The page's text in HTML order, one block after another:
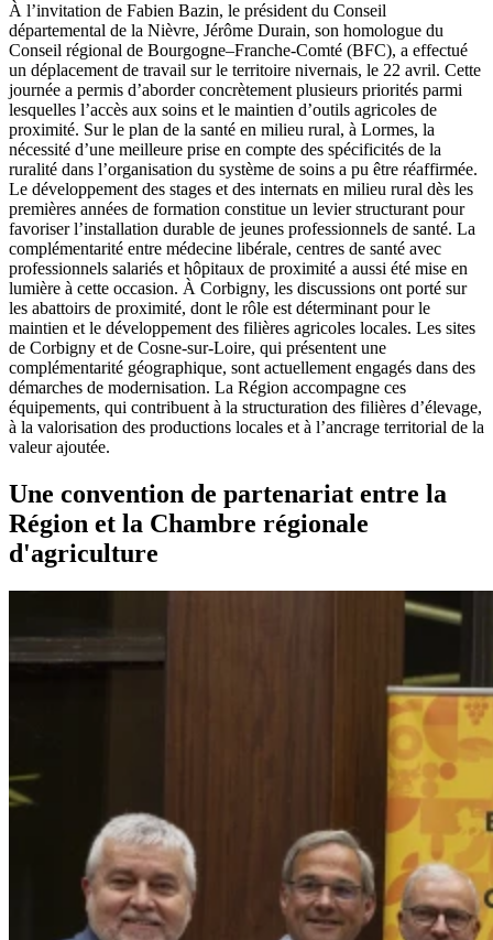
À l’invitation de Fabien Bazin, le président du Conseil
départemental de la Nièvre, Jérôme Durain, son homologue du
Conseil régional de Bourgogne–Franche-Comté (BFC), a effectué
un déplacement de travail sur le territoire nivernais, le 22 avril. Cette
journée a permis d’aborder concrètement plusieurs priorités parmi
lesquelles l’accès aux soins et le maintien d’outils agricoles de
proximité. Sur le plan de la santé en milieu rural, à Lormes, la
nécessité d’une meilleure prise en compte des spécificités de la
ruralité dans l’organisation du système de soins a pu être réaffirmée.
Le développement des stages et des internats en milieu rural dès les
premières années de formation constitue un levier structurant pour
favoriser l’installation durable de jeunes professionnels de santé. La
complémentarité entre médecine libérale, centres de santé avec
professionnels salariés et hôpitaux de proximité a aussi été mise en
lumière à cette occasion. À Corbigny, les discussions ont porté sur
les abattoirs de proximité, dont le rôle est déterminant pour le
maintien et le développement des filières agricoles locales. Les sites
de Corbigny et de Cosne-sur-Loire, qui présentent une
complémentarité géographique, sont actuellement engagés dans des
démarches de modernisation. La Région accompagne ces
équipements, qui contribuent à la structuration des filières d’élevage,
à la valorisation des productions locales et à l’ancrage territorial de la
valeur ajoutée.
Une convention de partenariat entre la
Région et la Chambre régionale
d'agriculture